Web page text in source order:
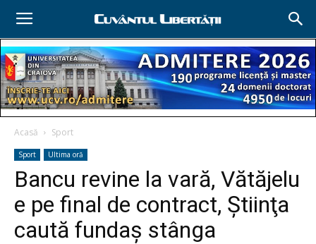
Acasă Sport
Sport Ultima oră
Bancu revine la vară, Vătăjelu
e pe final de contract, Ştiinţa
caută fundaş stânga